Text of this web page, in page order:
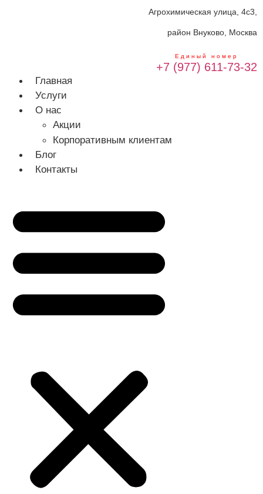
Агрохимическая улица, 4с3,
район Внуково, Москва
Единый номер
+7 (977) 611-73-32
Главная
Услуги
О нас
Акции
Корпоративным клиентам
Блог
Контакты